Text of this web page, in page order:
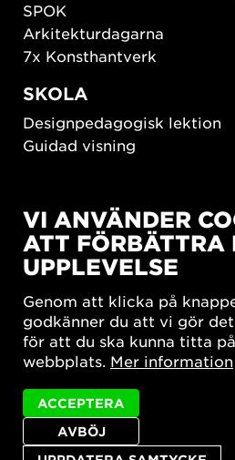
SPOK
Arkitekturdagarna
7x Konsthantverk
SKOLA
Designpedagogisk lektion
Guidad visning
New European Bauhaus
SUSTAINORDIC
Share Future Living
What Matter_s
Integritetspolicy
Cookie-inställningar
VI ANVÄNDER
ATT FÖRBÄTTRA
UPPLEVELSE
Genom att klicka på
godkänner du att vi gör
för att du ska kunna titta
webbplats. Mer information
AVBÖJ
ACCEPTERA